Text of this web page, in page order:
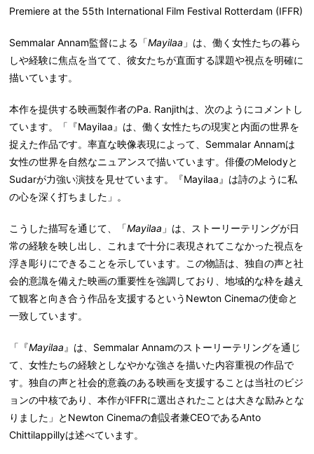
Premiere at the 55th International Film Festival Rotterdam (IFFR)
Semmalar Annam監督による「Mayilaa 」は、働く女性たちの暮ら
しや経験に焦点を当てて、彼女たちが直面する課題や視点を明確に
描いています。
本作を提供する映画製作者のPa. Ranjithは、次のようにコメントし
ています。「『Mayilaa』は、働く女性たちの現実と内面の世界を
捉えた作品です。率直な映像表現によって、Semmalar Annamは
女性の世界を自然なニュアンスで描いています。俳優のMelodyと
Sudarが力強い演技を見せています。『Mayilaa』は詩のように私
の心を深く打ちました」。
こうした描写を通じて、「Mayilaa 」は、ストーリーテリングが日
常の経験を映し出し、これまで十分に表現されてこなかった視点を
浮き彫りにできることを示しています。この物語は、独自の声と社
会的意識を備えた映画の重要性を強調しており、地域的な枠を越え
て観客と向き合う作品を支援するというNewton Cinemaの使命と
一致しています。
「『Mayilaa 』は、Semmalar Annamのストーリーテリングを通じ
て、女性たちの経験としなやかな強さを描いた内容重視の作品で
す。独自の声と社会的意義のある映画を支援することは当社のビジ
ョンの中核であり、本作がIFFRに選出されたことは大きな励みとな
りました」とNewton Cinemaの創設者兼CEOであるAnto
Chittilappillyは述べています。